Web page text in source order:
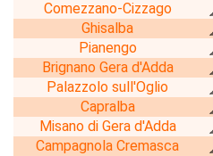
Comezzano-Cizzago
Ghisalba
Pianengo
Brignano Gera d'Adda
Palazzolo sull'Oglio
Capralba
Misano di Gera d'Adda
Campagnola Cremasca